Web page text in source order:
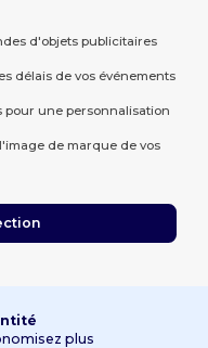
d'objets publicitaires
délais de vos événements
pour une personnalisation
de marque de vos
plus